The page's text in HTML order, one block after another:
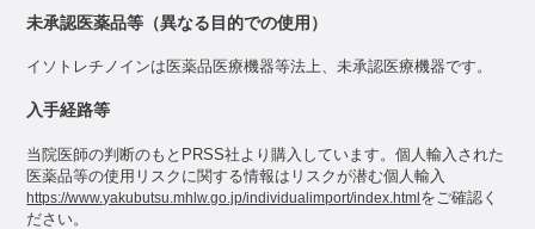
第4条　利用者情報の利用・管理
1. 本サービスにおける個人情報の取り扱いについては、当社の定め
ービスを利用する場合には、プライバシーポリシーの各規定に従う
2. 当社は、本サービスを提供する上で利用者にとって必要な情報
を、利用者に対し、Eメール、郵便、電話、対面での伝達、本サイ
ト上での通知等によって連絡をすることができるものとします。
未承認医薬品等（異なる目的での使用）
イソトレチノインは医薬品医療機器等法上、未承認医療機器です。
入手経路等
当院医師の判断のもとPRSS社より購入しています。個人輸入された
医薬品等の使用リスクに関する情報はリスクが潜む個人輸入
https://www.yakubutsu.mhlw.go.jp/individualimport/index.htmlをご確認く
ださい。